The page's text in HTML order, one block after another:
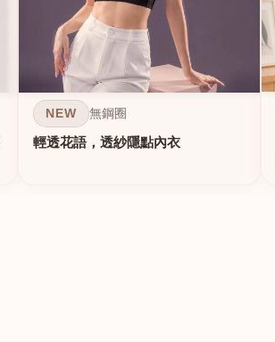
NEW 無鋼圈
輕透花語，透紗隱點內衣